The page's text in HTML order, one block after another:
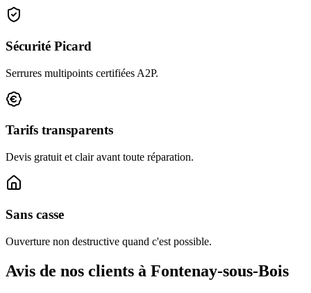
Sécurité Picard
Serrures multipoints certifiées A2P.
Tarifs transparents
Devis gratuit et clair avant toute réparation.
Sans casse
Ouverture non destructive quand c'est possible.
Avis de nos clients à Fontenay-sous-Bois